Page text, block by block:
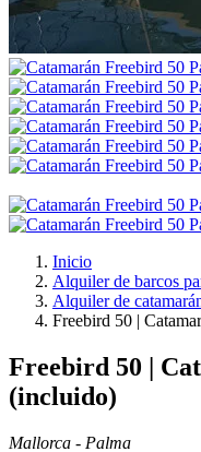
Inicio
Alquiler de barcos
Alquiler de
Freebird 50 |
Freebird 50 |
(incluido)
Mallorca - Palma